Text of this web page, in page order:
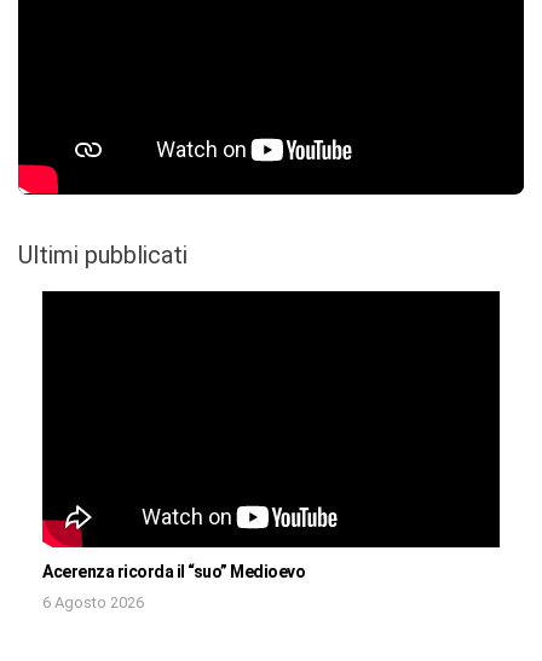
Ultimi pubblicati
Acerenza ricorda il “suo” Medioevo
6 Agosto 2026